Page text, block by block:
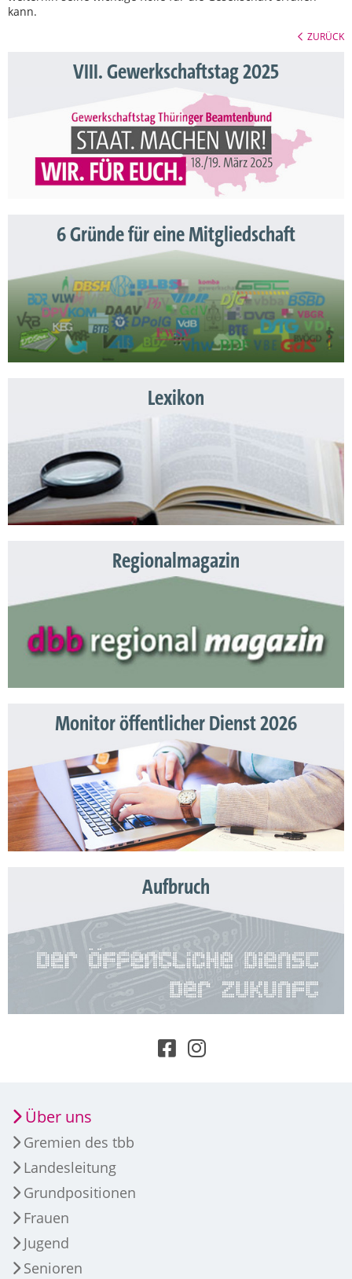
kann.
ZURÜCK
VIII. Gewerkschaftstag 2025
6 Gründe für eine Mitgliedschaft
Lexikon
Regionalmagazin
Monitor öffentlicher Dienst 2026
Aufbruch
Über uns
Gremien des tbb
Landesleitung
Grundpositionen
Frauen
Jugend
Senioren